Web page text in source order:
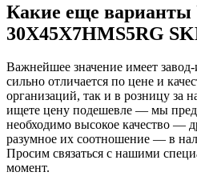
Какие еще варианты
30X45X7HMS5RG
Важнейшее значение имеет
сильно отличается по цене и
организаций, так и в розницу за
ищете цену подешевле — мы
необходимо высокое качество —
разумное их соотношение — в
Просим связаться с нашими
момент.